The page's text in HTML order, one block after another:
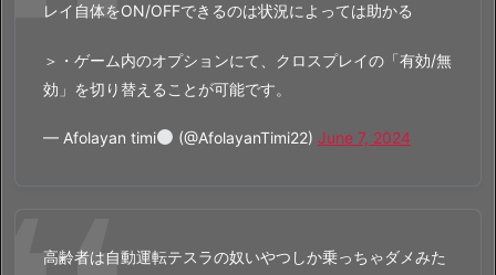
レイ自体をON/OFFできるのは状況によっては助かる
＞・ゲーム内のオプションにて、クロスプレイの「有効/無
効」を切り替えることが可能です。
— Afolayan timi (@AfolayanTimi22) June 7, 2024
高齢者は自動運転テスラの奴いやつしか乗っちゃダメみた